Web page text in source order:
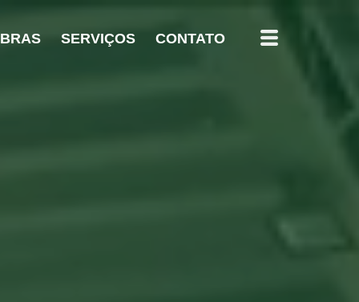
SERVIÇOS CONTATO